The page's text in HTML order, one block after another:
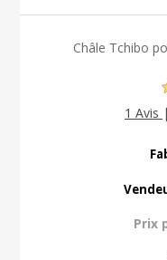
Châle Tchibo
1 Avis |
Prix